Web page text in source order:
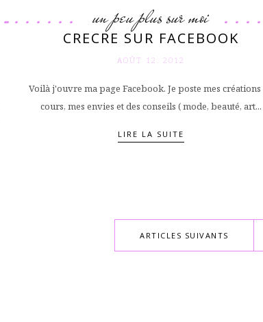
un peu plus sur moi
CRECRE SUR FACEBOOK
AOÛT 12. 2012
Voilà j'ouvre ma page Facebook. Je poste mes créations
cours, mes envies et des conseils ( mode, beauté, art...
LIRE LA SUITE
ARTICLES SUIVANTS